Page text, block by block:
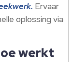
Ervaar
oplossing via
werkt